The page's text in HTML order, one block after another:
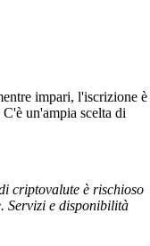
impari, l'iscrizione è
un'ampia scelta di
criptovalute è rischioso
Servizi e disponibilità